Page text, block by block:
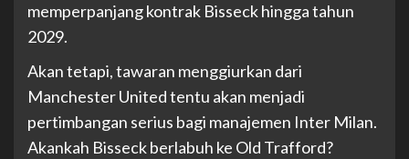
memperpanjang kontrak Bisseck hingga tahun
2029.
Akan tetapi, tawaran menggiurkan dari
Manchester United tentu akan menjadi
pertimbangan serius bagi manajemen Inter Milan.
Akankah Bisseck berlabuh ke Old Trafford?